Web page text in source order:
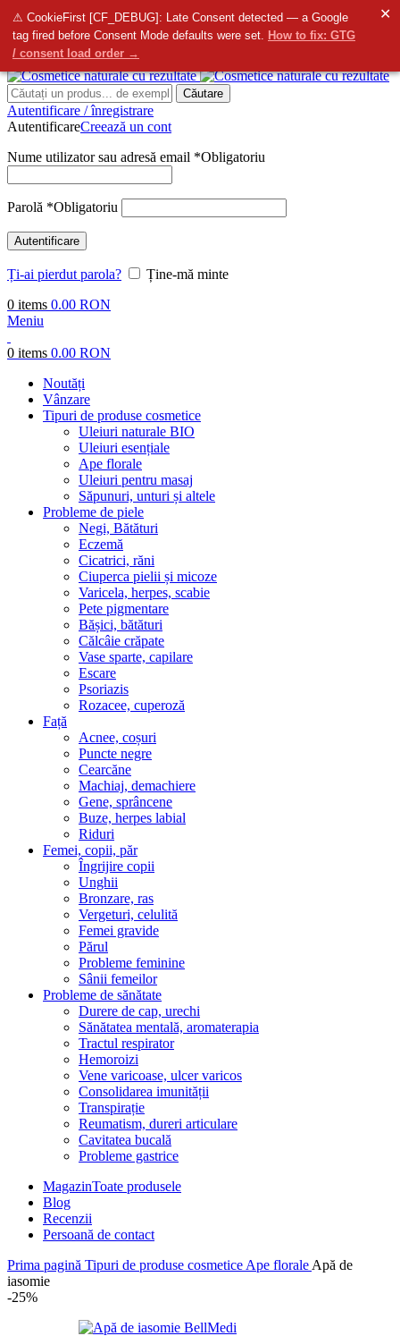
⚠ CookieFirst [CF_DEBUG]: Late Consent detected — a Google
tag fired before Consent Mode defaults were set. How to fix: GTG
/ consent load order →
✕
info@bellmedi.ro
Contactați-ne
- Suntem aici pentru dvs. de la8:00do16:00
Căutare
Autentificare / înregistrare
AutentificareCreează un cont
Nume utilizator sau adresă email *Obligatoriu
Parolă *Obligatoriu
Autentificare
Ți-ai pierdut parola?
Ține-mă minte
0 items 0.00 RON
Meniu
0 items 0.00 RON
Noutăți
Vânzare
Tipuri de produse cosmetice
Uleiuri naturale BIO
Uleiuri esențiale
Ape florale
Uleiuri pentru masaj
Săpunuri, unturi și altele
Probleme de piele
Negi, Bătături
Eczemă
Cicatrici, răni
Ciuperca pielii și micoze
Varicela, herpes, scabie
Pete pigmentare
Bășici, bătături
Călcâie crăpate
Vase sparte, capilare
Escare
Psoriazis
Rozacee, cuperoză
Față
Acnee, coșuri
Puncte negre
Cearcăne
Machiaj, demachiere
Gene, sprâncene
Buze, herpes labial
Riduri
Femei, copii, păr
Îngrijire copii
Unghii
Bronzare, ras
Vergeturi, celulită
Femei gravide
Părul
Probleme feminine
Sânii femeilor
Probleme de sănătate
Durere de cap, urechi
Sănătatea mentală, aromaterapia
Tractul respirator
Hemoroizi
Vene varicoase, ulcer varicos
Consolidarea imunității
Transpirație
Reumatism, dureri articulare
Cavitatea bucală
Probleme gastrice
MagazinToate produsele
Blog
Recenzii
Persoană de contact
Prima pagină Tipuri de produse cosmetice Ape florale Apă de
iasomie
-25%